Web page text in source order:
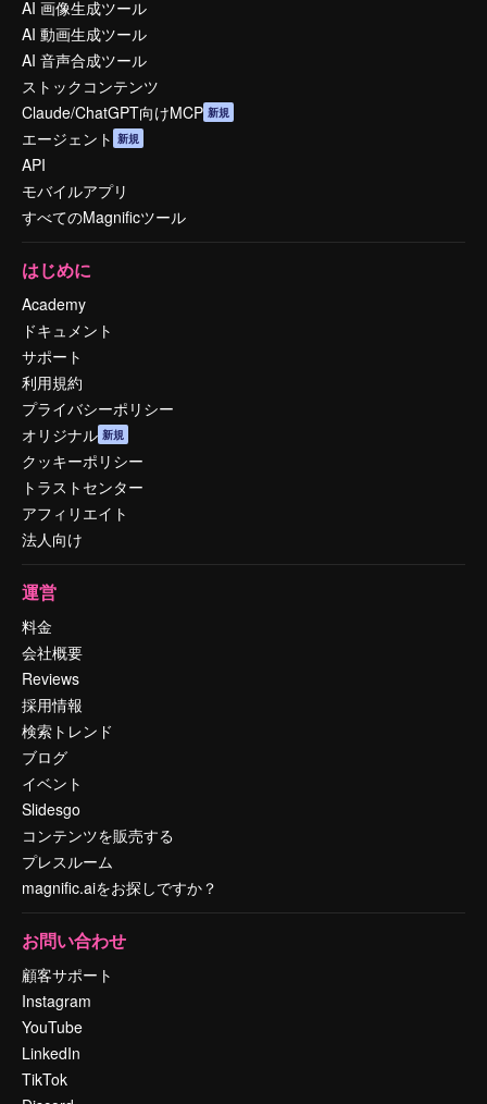
AI 画像生成ツール
AI 動画生成ツール
AI 音声合成ツール
ストックコンテンツ
Claude/ChatGPT向けMCP 新規
エージェント 新規
API
モバイルアプリ
すべてのMagnificツール
はじめに
Academy
ドキュメント
サポート
利用規約
プライバシーポリシー
オリジナル 新規
クッキーポリシー
トラストセンター
アフィリエイト
法人向け
運営
料金
会社概要
Reviews
採用情報
検索トレンド
ブログ
イベント
Slidesgo
コンテンツを販売する
プレスルーム
magnific.aiをお探しですか？
お問い合わせ
顧客サポート
Instagram
YouTube
LinkedIn
TikTok